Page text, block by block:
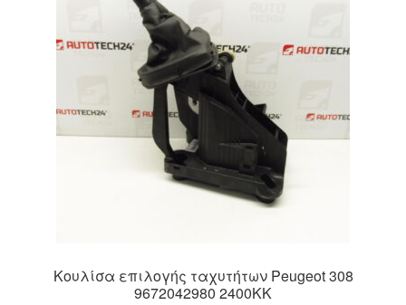
Κουλίσα επιλογής ταχυτήτων Peugeot 308
9672042980 2400KK